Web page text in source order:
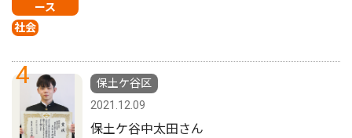
ース
社会
4
保土ケ谷区
2021.12.09
保土ケ谷中太田さん